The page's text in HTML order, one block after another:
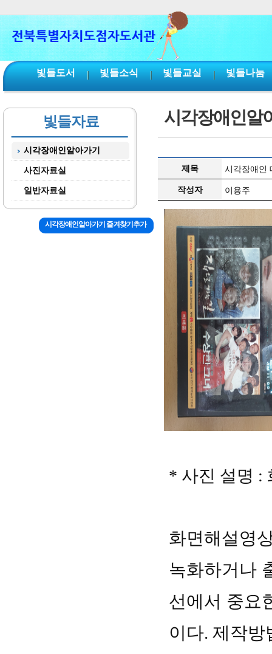
빛들도서 빛들소식 빛들교실 빛들나눔
빛들자료
시각장애인알아가기
사진자료실
일반자료실
시각장애인알
제목 시각장애인
작성자 이용주
* 사진 설명 :
화면해설영
녹화하거나
선에서 중요
이다. 제작방
시각장애인알아가기 즐겨찾기추가